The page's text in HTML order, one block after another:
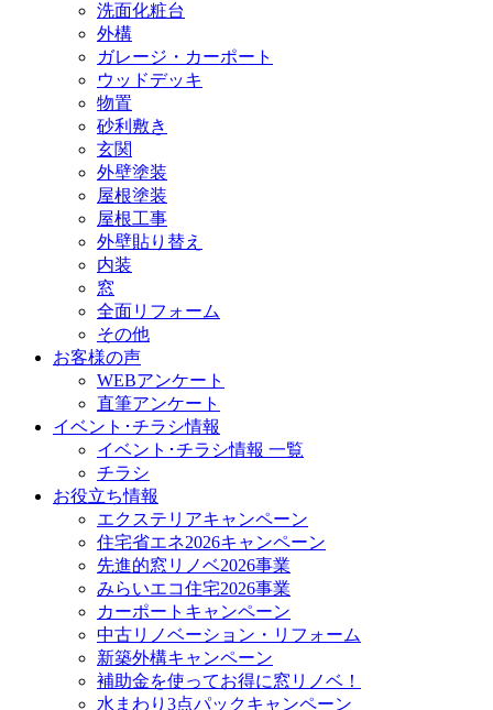
洗面化粧台
外構
ガレージ・カーポート
ウッドデッキ
物置
砂利敷き
玄関
外壁塗装
屋根塗装
屋根工事
外壁貼り替え
内装
窓
全面リフォーム
その他
お客様の声
WEBアンケート
直筆アンケート
イベント･チラシ情報
イベント･チラシ情報 一覧
チラシ
お役立ち情報
エクステリアキャンペーン
住宅省エネ2026キャンペーン
先進的窓リノベ2026事業
みらいエコ住宅2026事業
カーポートキャンペーン
中古リノベーション・リフォーム
新築外構キャンペーン
補助金を使ってお得に窓リノベ！
水まわり3点パックキャンペーン